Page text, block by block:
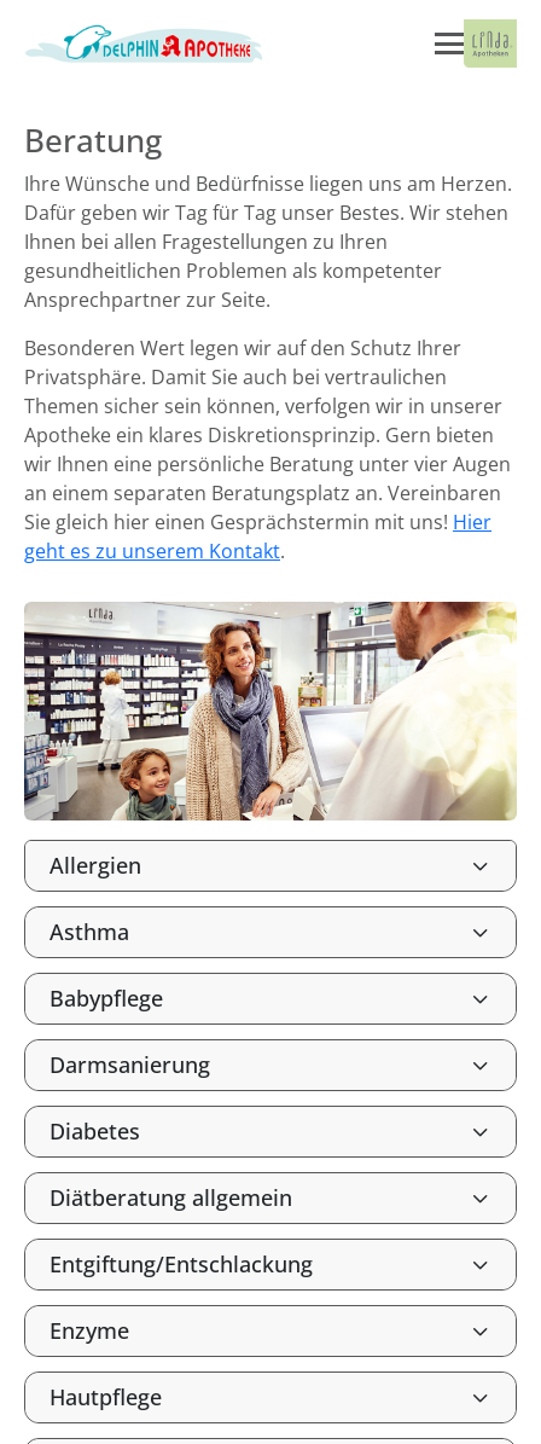
Beratung
Ihre Wünsche und Bedürfnisse liegen uns am Herzen.
Dafür geben wir Tag für Tag unser Bestes. Wir stehen
Ihnen bei allen Fragestellungen zu Ihren
gesundheitlichen Problemen als kompetenter
Ansprechpartner zur Seite.
Besonderen Wert legen wir auf den Schutz Ihrer
Privatsphäre. Damit Sie auch bei vertraulichen
Themen sicher sein können, verfolgen wir in unserer
Apotheke ein klares Diskretionsprinzip. Gern bieten
wir Ihnen eine persönliche Beratung unter vier Augen
an einem separaten Beratungsplatz an. Vereinbaren
Sie gleich hier einen Gesprächstermin mit uns! Hier
geht es zu unserem Kontakt.
Allergien
Asthma
Babypflege
Darmsanierung
Diabetes
Diätberatung allgemein
Entgiftung/Entschlackung
Enzyme
Hautpflege